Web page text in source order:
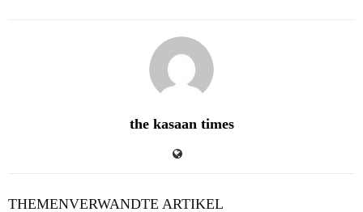
the kasaan times
THEMENVERWANDTE ARTIKEL